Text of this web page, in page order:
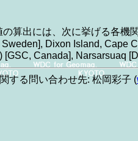
算出には、次に挙げる各機
Dixon Island, Cape
[GSC, Canada], Narsarsuaq
する問い合わせ先: 松岡彩子 (